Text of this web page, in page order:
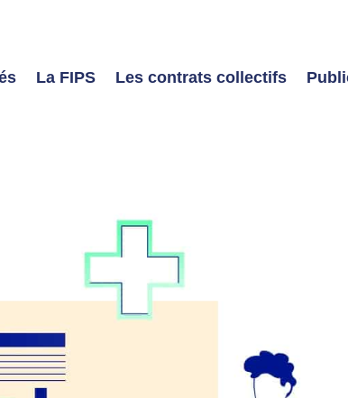
La FIPS Les contrats collectifs